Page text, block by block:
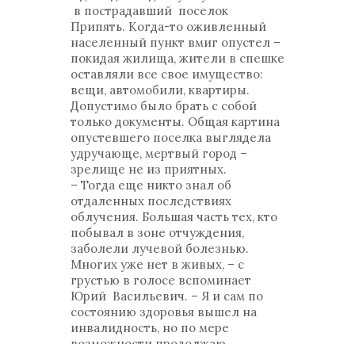
в пострадавший поселок
Припять. Когда-то оживленный
населенный пункт вмиг опустел –
покидая жилища, жители в спешке
оставляли все свое имущество:
вещи, автомобили, квартиры.
Допустимо было брать с собой
только документы. Общая картина
опустевшего поселка выглядела
удручающе, мертвый город –
зрелище не из приятных.
– Тогда еще никто знал об
отдаленных последствиях
облучения. Большая часть тех, кто
побывал в зоне отчуждения,
заболели лучевой болезнью.
Многих уже нет в живых, – с
грустью в голосе вспоминает
Юрий Васильевич. – Я и сам по
состоянию здоровья вышел на
инвалидность, но по мере